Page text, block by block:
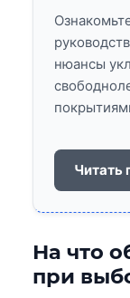
нюансы
Читать
На что
при